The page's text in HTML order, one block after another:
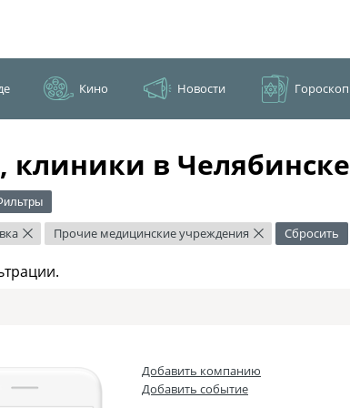
Кино Новости Гороскоп
в Челябинске
× Прочие медицинские учреждения × Сбросить
Добавить компанию
Добавить событие